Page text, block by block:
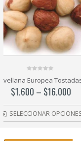
out
of
5
Maní tostado con
$1.200–$4.500
SELECCIONAR